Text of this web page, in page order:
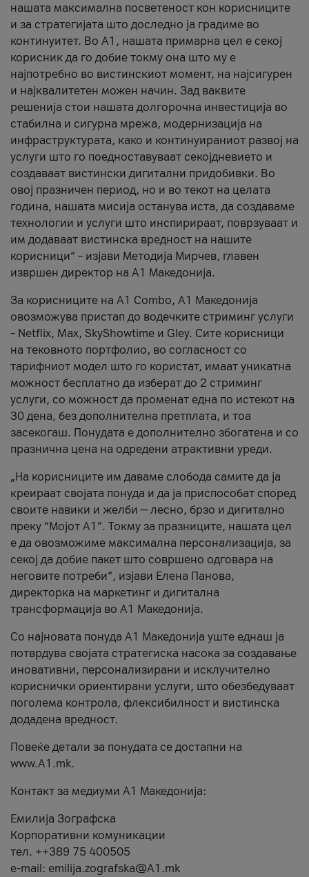
нашата максимална посветеност кон корисниците
и за стратегијата што доследно ја градиме во
континуитет. Во А1, нашата примарна цел е секој
корисник да го добие токму она што му е
најпотребно во вистинскиот момент, на најсигурен
и најквалитетен можен начин. Зад ваквите
решенија стои нашата долгорочна инвестиција во
стабилна и сигурна мрежа, модернизација на
инфраструктурата, како и континуираниот развој на
услуги што го поедноставуваат секојдневието и
создаваат вистински дигитални придобивки. Во
овој празничен период, но и во текот на целата
година, нашата мисија останува иста, да создаваме
технологии и услуги што инспирираат, поврзуваат и
им додаваат вистинска вредност на нашите
корисници“ – изјави Методија Мирчев, главен
извршен директор на А1 Македонија.
За корисниците на A1 Combo, А1 Македонија
овозможува пристап до водечките стриминг услуги
– Netflix, Max, SkyShowtime и Gley. Сите корисници
на тековното портфолио, во согласност со
тарифниот модел што го користат, имаат уникатна
можност бесплатно да изберат до 2 стриминг
услуги, со можност да променат една по истекот на
30 дена, без дополнителна претплата, и тоа
засекогаш. Понудата е дополнително збогатена и со
празнична цена на одредени атрактивни уреди.
„На корисниците им даваме слобода самите да ја
креираат својата понуда и да ја приспособат според
своите навики и желби — лесно, брзо и дигитално
преку “Мојот А1”. Токму за празниците, нашата цел
е да овозможиме максимална персонализација, за
секој да добие пакет што совршено одговара на
неговите потреби“, изјави Елена Панова,
директорка на маркетинг и дигитална
трансформација во А1 Македонија.
Со најновата понуда А1 Македонија уште еднаш ја
потврдува својата стратегиска насока за создавање
иновативни, персонализирани и исклучително
кориснички ориентирани услуги, што обезбедуваат
поголема контрола, флексибилност и вистинска
додадена вредност.
Повеќе детали за понудата се достапни на
www.А1.mk.
Контакт за медиуми А1 Македонија:
Емилија Зографска
Корпоративни комуникации
тел. ++389 75 400505
e-mail: emilija.zografska@A1.mk